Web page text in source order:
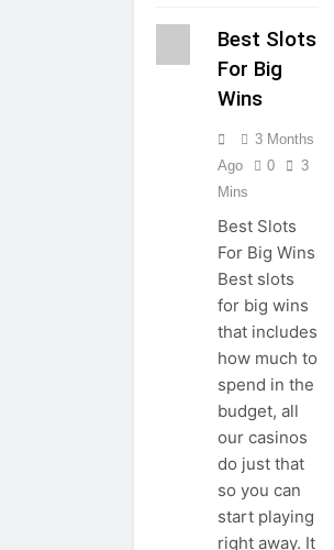
Best Slots
For Big
Wins
3 Months
Ago
0
3
Mins
Best Slots
For Big Wins
Best slots
for big wins
that includes
how much to
spend in the
budget, all
our casinos
do just that
so you can
start playing
right away. It